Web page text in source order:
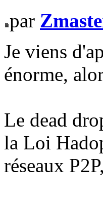
par
Je viens
énorme,
Le dead
la Loi
réseaux